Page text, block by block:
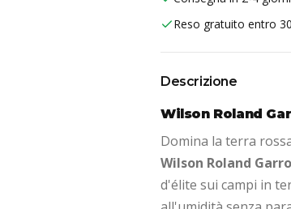
Reso gratuito entro
Descrizione
Wilson Roland
Domina la terra
Wilson Roland
d'élite sui campi in